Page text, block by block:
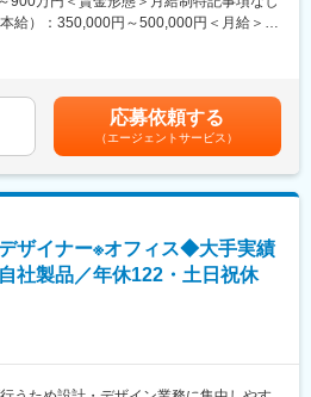
スクルを通じ、購買の「場」も提供し、
るための最適な購買を提案しており、創
となっております。
る業務
オフィスビル、商業施設、物流倉庫施
研究施設等が想定されます。最初の６カ
宅勤務制度など、各自が裁量を持って働
、寮も完備されています。
退職金制度など福利厚生、各種手当も充
給）：350,000円～500,000円＜月給＞
加味］42歳 年収 896万円996万円［月20h
万円［月40hの時間外労働加味］賃金は
あり、選考を通じて上下する可能性があ
定手当を含めた表記です。
応募依頼する
（エージェントサービス）
ザイナー※オフィス◆大手実績
社製品／年休122・土日祝休